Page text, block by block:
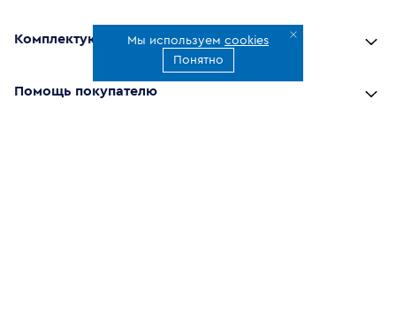
Мы используем cookies
Понятно
Комплектующие
Помощь покупателю